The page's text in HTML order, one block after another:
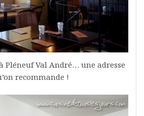
Pléneuf Val André… une adresse
recommande !